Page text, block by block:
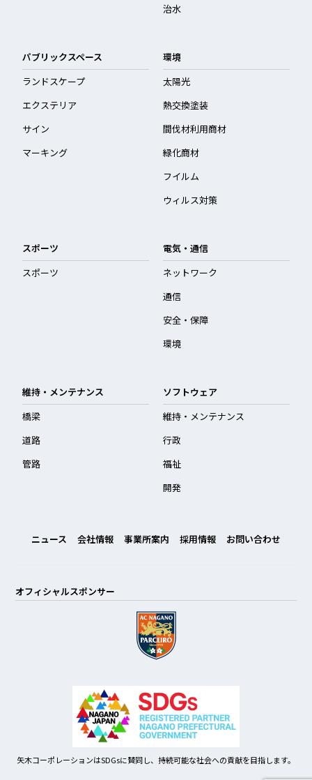
治水
パブリックスペース
ランドスケープ
エクステリア
サイン
マーキング
環境
太陽光
熱交換塗装
間伐材利用商材
緑化商材
フイルム
ウィルス対策
スポーツ
スポーツ
電気・通信
ネットワーク
通信
安全・保障
環境
維持・メンテナンス
橋梁
道路
管路
ソフトウェア
維持・メンテナンス
行政
福祉
開発
ニュース 会社情報 事業所案内 採用情報 お問い合わせ
オフィシャルスポンサー
矢木コーポレーションはSDGsに賛同し、持続可能な社会への貢献を目指します。